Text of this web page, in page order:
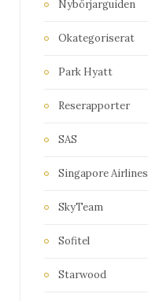
Nybörjarguiden
Okategoriserat
Park Hyatt
Reserapporter
SAS
Singapore Airlines
SkyTeam
Sofitel
Starwood